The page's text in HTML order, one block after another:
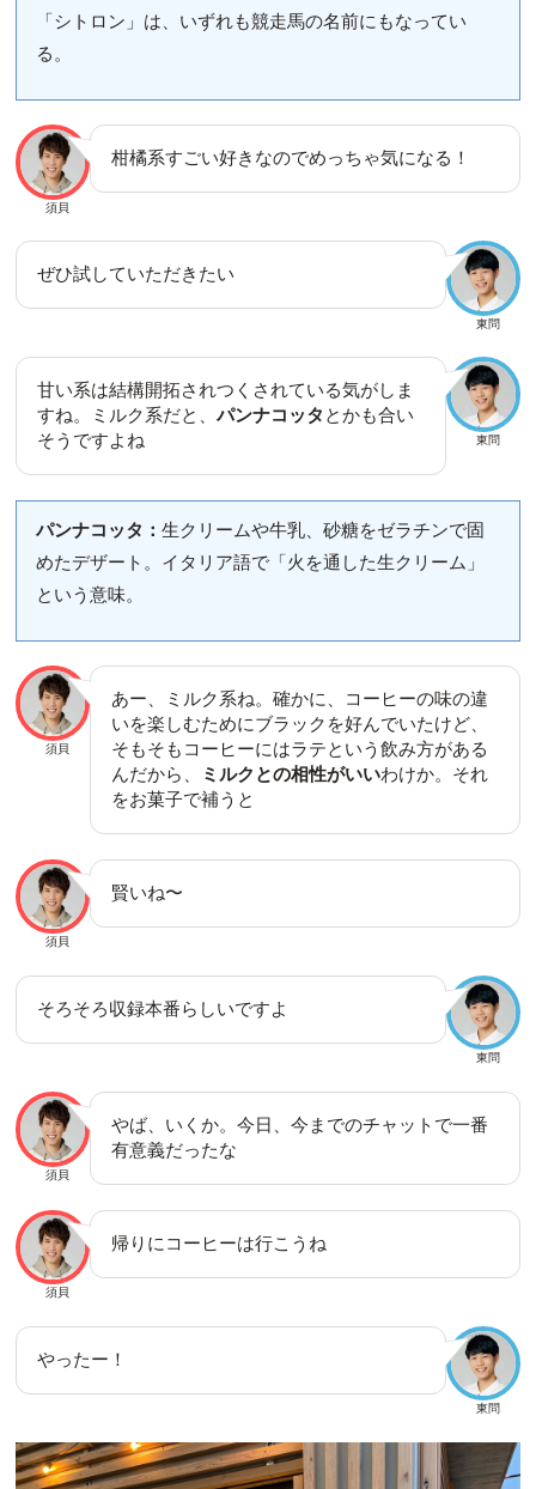
「シトロン」は、いずれも競走馬の名前にもなってい
る。
須貝
柑橘系すごい好きなのでめっちゃ気になる！
東問
ぜひ試していただきたい
東問
甘い系は結構開拓されつくされている気がしま
すね。ミルク系だと、 パンナコッタ とかも合い
そうですよね
パンナコッタ： 生クリームや牛乳、砂糖をゼラチンで固
めたデザート。イタリア語で「火を通した生クリーム」
という意味。
須貝
あー、ミルク系ね。確かに、コーヒーの味の違
いを楽しむためにブラックを好んでいたけど、
そもそもコーヒーにはラテという飲み方がある
んだから、
ミルクとの相性がいいわけか。それ
をお菓子で補うと
須貝
賢いね〜
東問
そろそろ収録本番らしいですよ
須貝
やば、いくか。今日、今までのチャットで一番
有意義だったな
須貝
帰りにコーヒーは行こうね
東問
やったー！